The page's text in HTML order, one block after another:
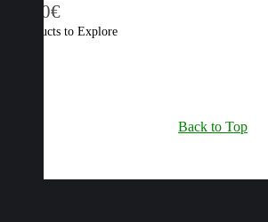
31,10€
6 Products to Explore
Back to Top